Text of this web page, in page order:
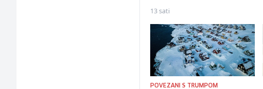
13 sati
POVEZANI S TRUMPOM